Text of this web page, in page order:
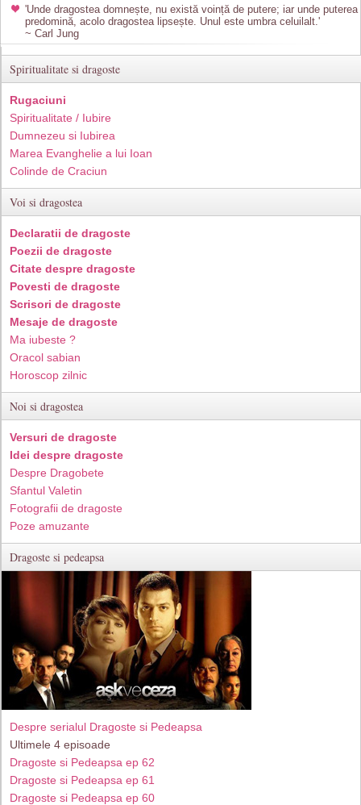
'Unde dragostea domnește, nu există voință de putere; iar unde puterea
predomină, acolo dragostea lipsește. Unul este umbra celuilalt.'
~ Carl Jung
Spiritualitate si dragoste
Rugaciuni
Spiritualitate / Iubire
Dumnezeu si Iubirea
Marea Evanghelie a lui Ioan
Colinde de Craciun
Voi si dragostea
Declaratii de dragoste
Poezii de dragoste
Citate despre dragoste
Povesti de dragoste
Scrisori de dragoste
Mesaje de dragoste
Ma iubeste ?
Oracol sabian
Horoscop zilnic
Noi si dragostea
Versuri de dragoste
Idei despre dragoste
Despre Dragobete
Sfantul Valetin
Fotografii de dragoste
Poze amuzante
Dragoste si pedeapsa
Despre serialul Dragoste si Pedeapsa
Ultimele 4 episoade
Dragoste si Pedeapsa ep 62
Dragoste si Pedeapsa ep 61
Dragoste si Pedeapsa ep 60